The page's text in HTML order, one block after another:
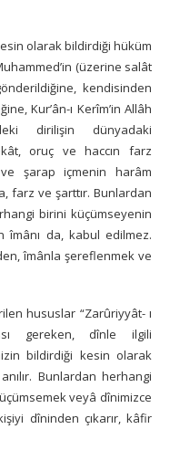
olarak bildirdiği hüküm
(üzerine salât
kendisinden
Kur’ân-ı Kerîm’in Allâh
dirilişin dünyadaki
oruç ve haccın farz
ve şarap içmenin harâm
farz ve şarttır. Bunlardan
birini küçümseyenin
îmânı da, kabul edilmez.
îmânla şereflenmek ve
hususlar “Zarûriyyât- ı
gereken, dînle ilgili
bildirdiği kesin olarak
Bunlardan herhangi
veyâ dînimizce
dîninden çıkarır, kâfir